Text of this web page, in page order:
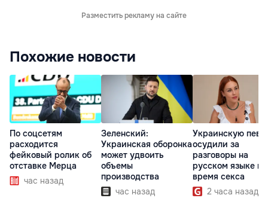
Разместить рекламу на сайте
Похожие новости
По соцсетям
расходится
фейковый ролик об
отставке Мерца
час назад
Зеленский:
Украинская оборонка
может удвоить
объемы
производства
час назад
Украинскую
осудили за
разговоры на
русском языке во
время секса
2 часа назад